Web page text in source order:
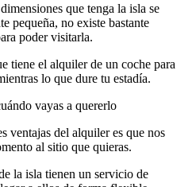
que tenga la isla se
pequeña, no existe bastante
poder visitarla.
tiene el alquiler de un coche para
lo que dure tu estadía.
vayas a quererlo
ventajas del alquiler es que nos
al sitio que quieras.
la isla tienen un servicio de